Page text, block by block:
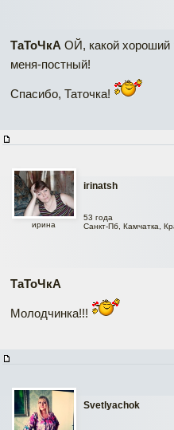
ТаТоЧкА ОЙ, какой хороший
меня-постный!
Спасибо, Таточка!
irinatsh
ирина
53 года
Санкт-Пб, Камчатка,
ТаТоЧкА
Молодчинка!!!
Svetlyachok